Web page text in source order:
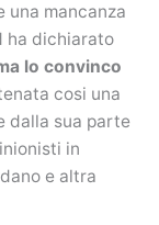
una mancanza
ha dichiarato
lo convinco
cosi una
dalla sua parte
in
e altra